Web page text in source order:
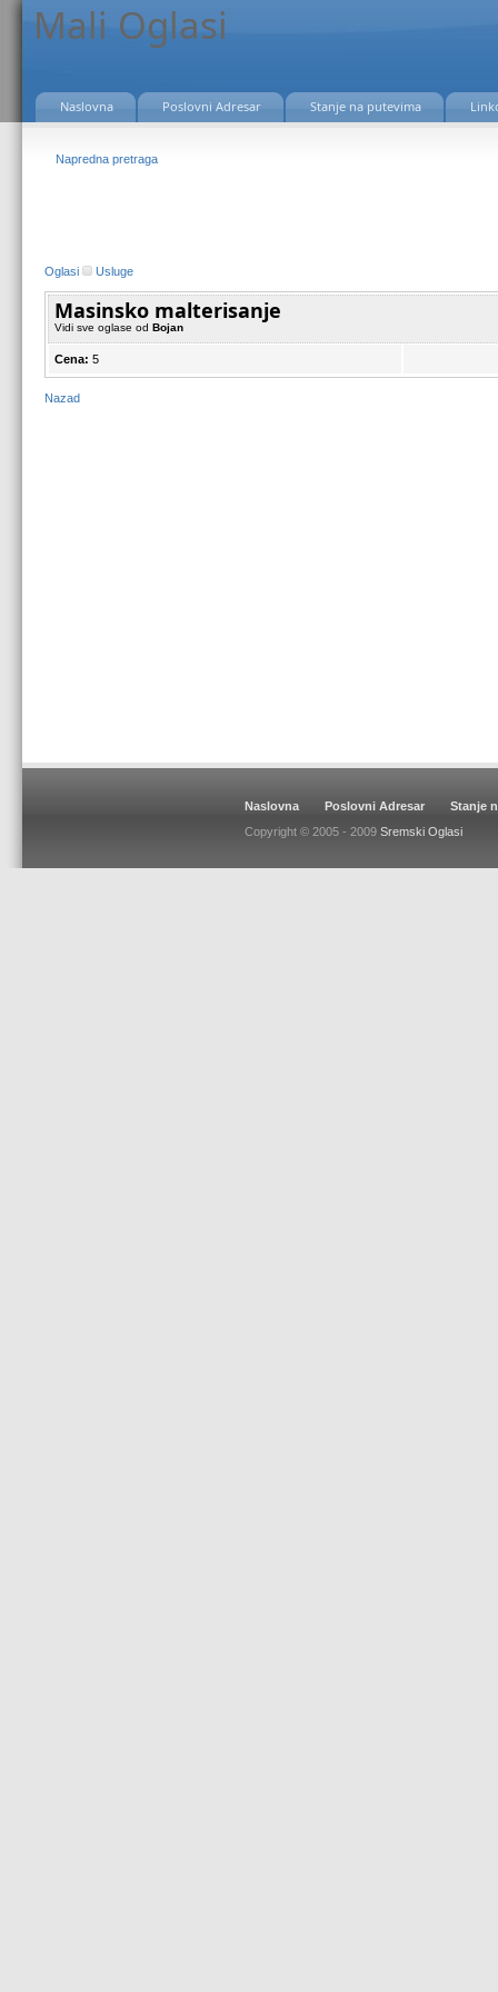
Mali Oglasi
Naslovna Poslovni Adresar Stanje na putevima
Napredna pretraga
Oglasi Usluge
Masinsko malterisanje
Vidi sve oglase od Bojan
Cena: 5
Nazad
Naslovna Poslovni Adresar
Stanje
Copyright © 2005 - 2009 Sremski Oglasi